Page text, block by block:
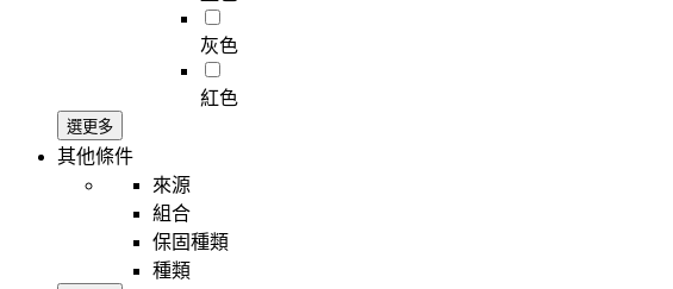
灰色
紅色
選更多
其他條件
來源
組合
保固種類
種類